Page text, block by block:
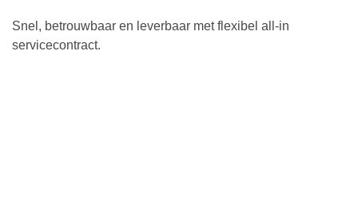
Snel, betrouwbaar en leverbaar met flexibel all-in
servicecontract.